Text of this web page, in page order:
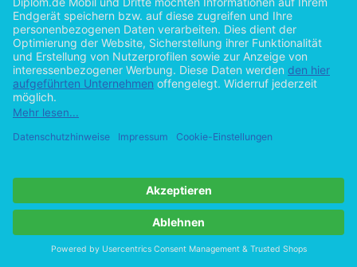
Hilfe/FAQ
Impressum
Datenschutz
AGB
Vertrag widerrufen
Zur Desktop-Version
Copyright ©Imprint in der Bedey & Thoms Media GmbH
byOpen Publishing
Cookie-Einstellungen